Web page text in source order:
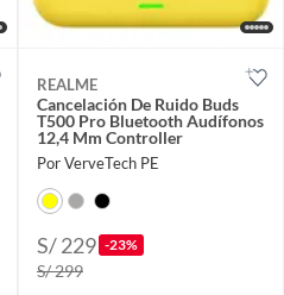
REALME
Cancelación De Ruido Buds
T500 Pro Bluetooth Audífonos
12,4 Mm Controller
Por VerveTech PE
S/ 229 -23%
S/ 299